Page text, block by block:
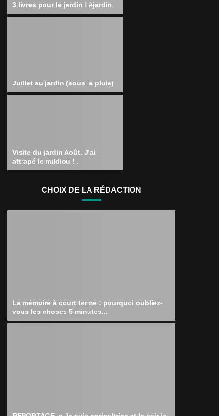
3 livres pour le jardin ! #jardin
Juillet au jardin (sous la pluie)
Visite du jardin Août. J’ai
attrapé le mildiou ! .
CHOIX DE LA RÉDACTION
La mémoire à court terme : pourquoi oubliez-
vous les choses 5 minutes...